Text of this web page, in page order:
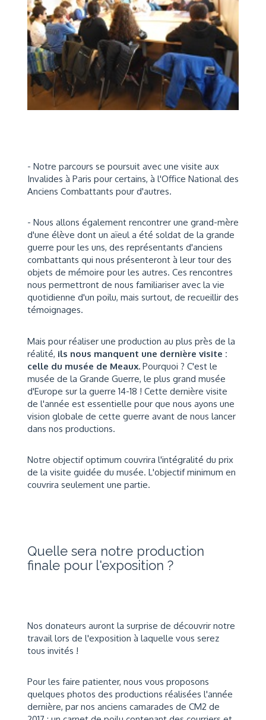
- Notre parcours se poursuit avec une visite aux
Invalides à Paris pour certains, à l'Office National des
Anciens Combattants pour d'autres.
- Nous allons également rencontrer une grand-mère
d'une élève dont un aïeul a été soldat de la grande
guerre pour les uns, des représentants d'anciens
combattants qui nous présenteront à leur tour des
objets de mémoire pour les autres. Ces rencontres
nous permettront de nous familiariser avec la vie
quotidienne d'un poilu, mais surtout, de recueillir des
témoignages.
Mais pour réaliser une production au plus près de la
réalité, ils nous manquent une dernière visite :
celle du musée de Meaux. Pourquoi ? C'est le
musée de la Grande Guerre, le plus grand musée
d'Europe sur la guerre 14-18 ! Cette dernière visite
de l'année est essentielle pour que nous ayons une
vision globale de cette guerre avant de nous lancer
dans nos productions.
Notre objectif optimum couvrira l'intégralité du prix
de la visite guidée du musée. L'objectif minimum en
couvrira seulement une partie.
Quelle sera notre production
finale pour l'exposition ?
Nos donateurs auront la surprise de découvrir notre
travail lors de l'exposition à laquelle vous serez
tous invités !
Pour les faire patienter, nous vous proposons
quelques photos des productions réalisées l'année
dernière, par nos anciens camarades de CM2 de